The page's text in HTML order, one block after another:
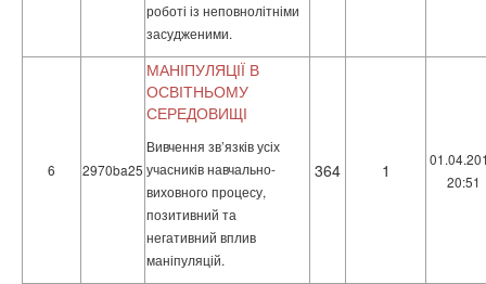
роботі із неповнолітніми
засудженими.
6 2970ba25
МАНІПУЛЯЦІЇ В
ОСВІТНЬОМУ
СЕРЕДОВИЩІ
Вивчення зв’язків усіх
учасників навчально-
виховного процесу,
позитивний та
негативний вплив
маніпуляцій.
364 1
20:51